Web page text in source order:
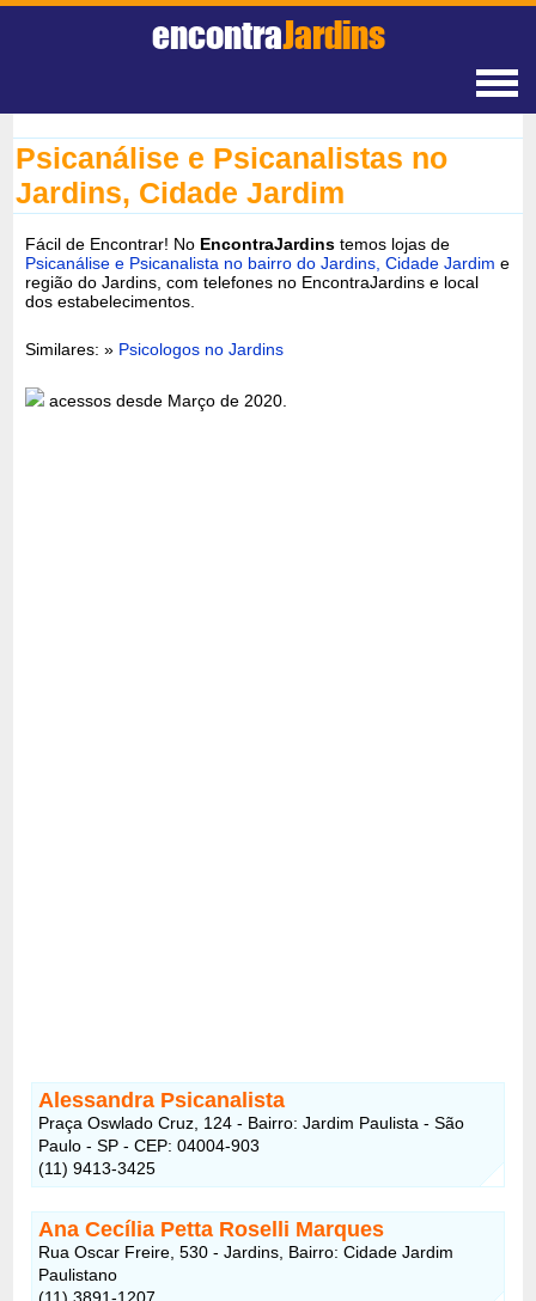
encontraJardins
Psicanálise e Psicanalistas no
Jardins, Cidade Jardim
Fácil de Encontrar! No EncontraJardins temos lojas de
Psicanálise e Psicanalista no bairro do Jardins, Cidade Jardim e
região do Jardins, com telefones no EncontraJardins e local
dos estabelecimentos.
Similares: » Psicologos no Jardins
acessos desde Março de 2020.
Alessandra Psicanalista
Praça Oswlado Cruz, 124 - Bairro: Jardim Paulista - São
Paulo - SP - CEP: 04004-903
(11) 9413-3425
Ana Cecília Petta Roselli Marques
Rua Oscar Freire, 530 - Jardins, Bairro: Cidade Jardim
Paulistano
(11) 3891-1207